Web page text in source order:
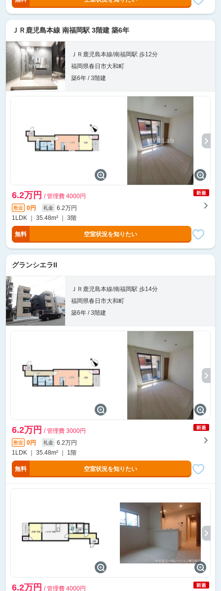
ＪＲ鹿児島本線 南福岡駅 3階建 築6年
ＪＲ鹿児島本線/南福岡駅 歩12分
福岡県春日市大和町
築6年 / 3階建
6.2万円 / 管理費 4000円
敷金 0円 礼金
6.2万円
1LDK ｜ 35.48m² ｜ 3階
無料 空室状況を知りたい
グランシエラII
ＪＲ鹿児島本線/南福岡駅 歩14分
福岡県春日市大和町
築6年 / 3階建
6.2万円 / 管理費 3000円
敷金 0円 礼金
6.2万円
1LDK ｜ 35.48m² ｜ 1階
無料 空室状況を知りたい
6.2万円 / 管理費 4000円